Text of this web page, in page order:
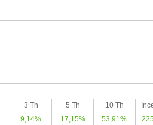
3 Th 5 Th 10 Th
9,14% 17,15% 53,91%